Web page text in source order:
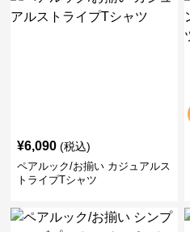
¥6,090 (税込)
ペアルック/お揃い カジュアルス
トライプTシャツ